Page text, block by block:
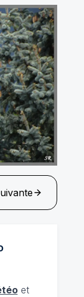
et